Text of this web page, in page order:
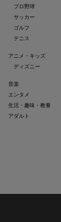
プロ野球
サッカー
ゴルフ
テニス
アニメ・キッズ
ディズニー
音楽
エンタメ
生活・趣味・教養
アダルト